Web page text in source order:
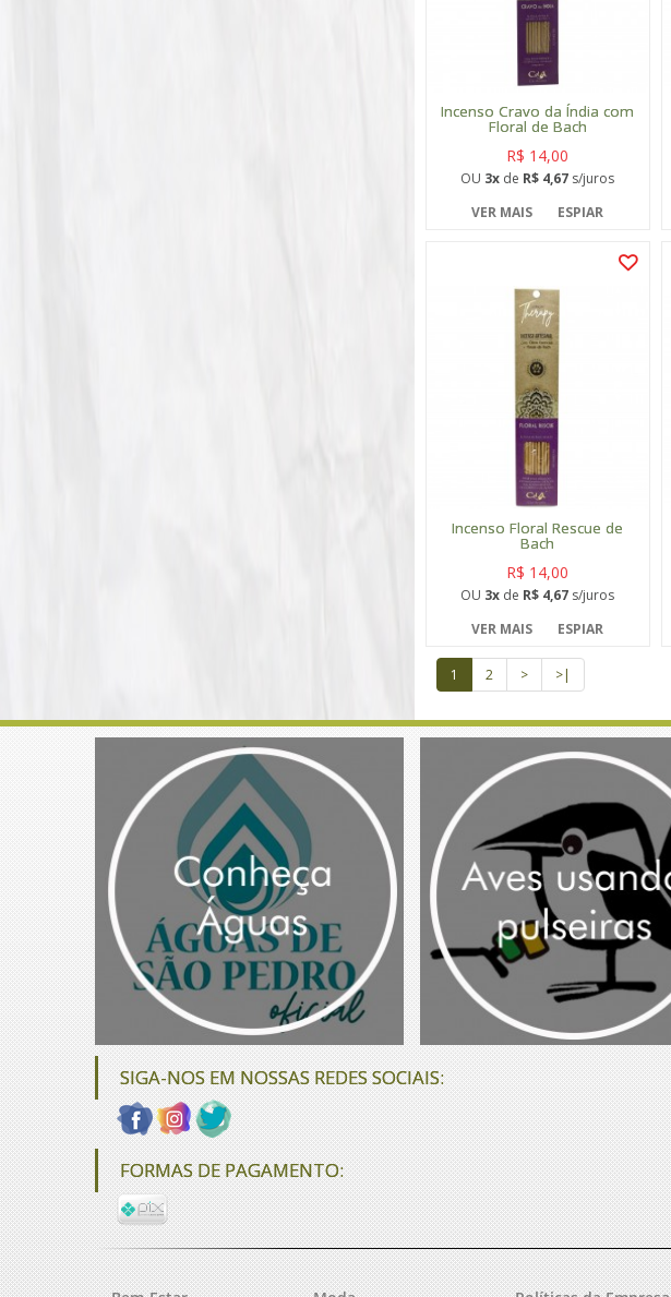
Incenso Cravo da Índia com
Floral de Bach
R$ 14,00
OU 3x de R$ 4,67 s/juros
VER MAIS
ESPIAR
Incenso Floral Rescue de
Bach
R$ 14,00
OU 3x de R$ 4,67 s/juros
VER MAIS
ESPIAR
1 2 > >|
SIGA-NOS EM NOSSAS REDES SOCIAIS:
FORMAS DE PAGAMENTO: